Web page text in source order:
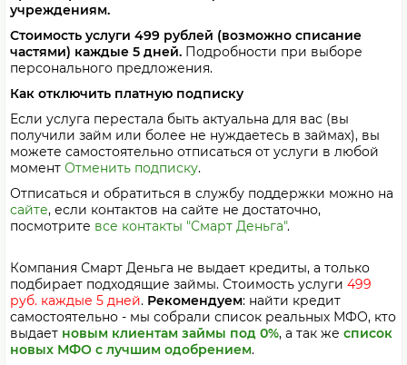
учреждениям.
Стоимость услуги 499 рублей (возможно списание
частями) каждые 5 дней. Подробности при выборе
персонального предложения.
Как отключить платную подписку
Если услуга перестала быть актуальна для вас (вы
получили займ или более не нуждаетесь в займах), вы
можете самостоятельно отписаться от услуги в любой
момент Отменить подписку.
Отписаться и обратиться в службу поддержки можно на
сайте, если контактов на сайте не достаточно,
посмотрите все контакты "Смарт Деньга".
Компания Смарт Деньга не выдает кредиты, а только
подбирает подходящие займы. Стоимость услуги 499
руб. каждые 5 дней. Рекомендуем: найти кредит
самостоятельно - мы собрали список реальных МФО, кто
выдает новым клиентам займы под 0%, а так же список
новых МФО с лучшим одобрением.